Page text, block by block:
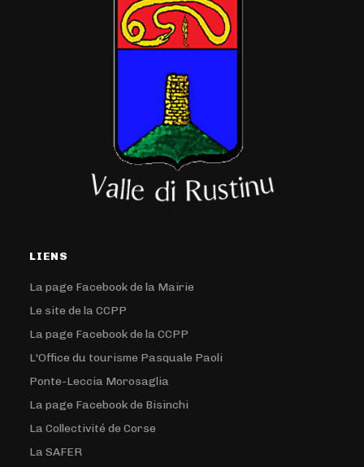
LIENS
La page Facebook de la Mairie
Le site de la CCPP
La page Facebook de la CCPP
L'Office du tourisme Pasquale Paoli
Ponte-Leccia Morosaglia
La page Facebook de Bisinchi
La Collectivité de Corse
La SAFER